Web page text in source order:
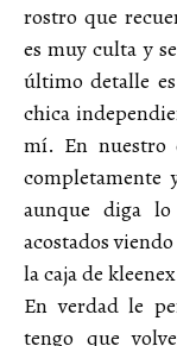
rostro que
es muy culta y
último detalle
chica
mí. En nuestro
completamente
aunque diga
acostados
la caja de
En verdad le
tengo que